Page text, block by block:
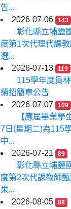
告...
2026-07-06
143
彰化縣立埔鹽
度第1次代理代課
選...
2026-07-13
119
115學年度員
續招簡章公告
2026-07-07
109
【應屆畢業學
7日(星期二)為115
中...
2026-07-21
89
彰化縣立埔鹽
度第2次代課教師
果...
2026-08-05
88